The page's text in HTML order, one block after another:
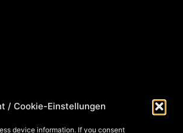
/ Cookie-Einstellungen
device information. If you consent